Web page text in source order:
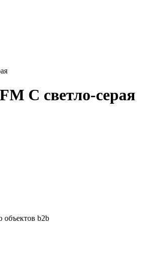
C светло-серая
b2b